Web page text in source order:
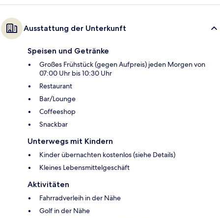
Ausstattung der Unterkunft
Speisen und Getränke
Großes Frühstück (gegen Aufpreis) jeden Morgen von
07:00 Uhr bis 10:30 Uhr
Restaurant
Bar/Lounge
Coffeeshop
Snackbar
Unterwegs mit Kindern
Kinder übernachten kostenlos (siehe Details)
Kleines Lebensmittelgeschäft
Aktivitäten
Fahrradverleih in der Nähe
Golf in der Nähe